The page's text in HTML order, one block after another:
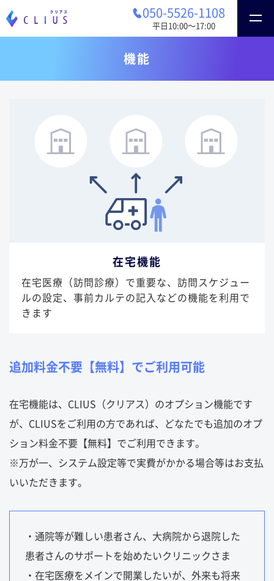
050-5526-1108
平日10:00〜17:00
機能
在宅機能
在宅医療（訪問診療）で重要な、訪問スケジュー
ルの設定、事前カルテの記入などの機能を利用で
きます
追加料金不要【無料】でご利用可能
在宅機能は、CLIUS（クリアス）のオプション機能です
が、CLIUSをご利用の方であれば、どなたでも追加のオプ
ション料金不要【無料】 でご利用できます。
※万が一、システム設定等で実費がかかる場合等はお支払
いいただきます。
・通院等が難しい患者さん、大病院から退院した
患者さんのサポートを始めたいクリニックさま
・在宅医療をメインで開業したいが、外来も将来